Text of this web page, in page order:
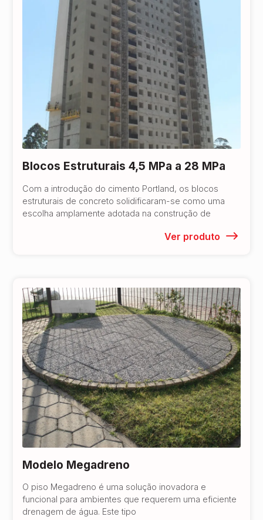
Blocos Estruturais 4,5 MPa a 28 MPa
Com a introdução do cimento Portland, os blocos
estruturais de concreto solidificaram-se como uma
escolha amplamente adotada na construção de
Ver produto
Modelo Megadreno
O piso Megadreno é uma solução inovadora e
funcional para ambientes que requerem uma eficiente
drenagem de água. Este tipo